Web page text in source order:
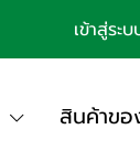
เข้าสู่ระ
สินค้าขอ